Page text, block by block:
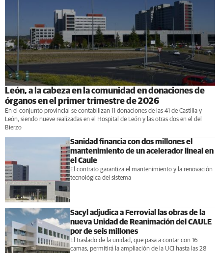
León, a la cabeza en la comunidad en donaciones de
órganos en el primer trimestre de 2026
En el conjunto provincial se contabilizan 11 donaciones de las 41 de Castilla y
León, siendo nueve realizadas en el Hospital de León y las otras dos en el del
Bierzo
Sanidad financia con dos millones el
mantenimiento de un acelerador lineal en
el Caule
El contrato garantiza el mantenimiento y la renovación
tecnológica del sistema
Sacyl adjudica a Ferrovial las obras de la
nueva Unidad de Reanimación del CAULE
por de seis millones
El traslado de la unidad, que pasa a contar con 16
camas, permitirá la ampliación de la UCI hasta las 28